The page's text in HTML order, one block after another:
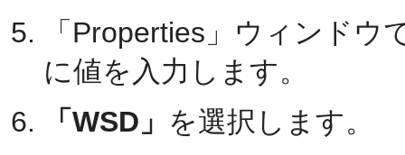
「Properties」ウィンドウ
に値を入力します。
「WSD」 を選択します。